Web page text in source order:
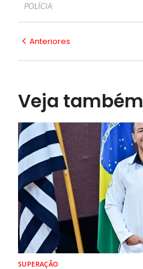
POLÍCIA
Anteriores
Veja também
SUPERAÇÃO